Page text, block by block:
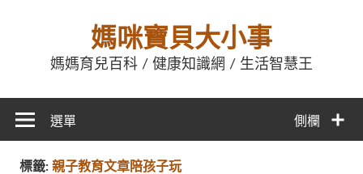
媽咪寶貝大小事
媽媽育兒百科 / 健康知識網 / 生活智慧王
側欄
選單
標籤: 親子教育文章陪孩子玩